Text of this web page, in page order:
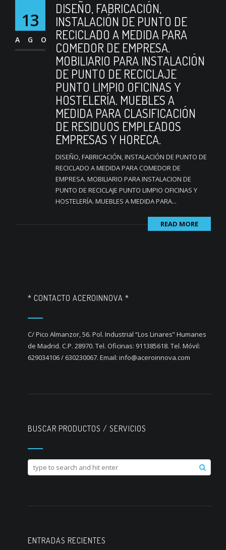
13
AGO
DISEÑO, FABRICACIÓN,
INSTALACIÓN DE PUNTO DE
RECICLADO A MEDIDA PARA
COMEDOR DE EMPRESA.
MOBILIARIO PARA INSTALACIÓN
DE PUNTO DE RECICLAJE
PUNTO LIMPIO OFICINAS Y
HOSTELERÍA. MUEBLES A
MEDIDA PARA CLASIFICACIÓN
DE RESIDUOS EMPLEADOS
EMPRESAS Y HORECA.
DISEÑO, FABRICACIÓN, INSTALACIÓN DE PUNTO DE
RECICLADO A MEDIDA PARA COMEDOR DE
EMPRESA. MOBILIARIO PARA INSTALACION DE
PUNTO DE RECICLAJE PUNTO LIMPIO OFICINAS Y
HOSTELERÍA. MUEBLES A MEDIDA PARA...
READ MORE
* CONTACTO ACEROINNOVA *
C/ Pico Almanzor, 56. Pol. Industrial “Los Linares” Humanes
de Madrid. C.P. 28970. Tel. Oficinas: 911385618. Tel. Móvil:
629034106 / 630230067. Email: info@aceroinnova.com
BUSCAR PRODUCTOS / SERVICIOS
ENTRADAS RECIENTES